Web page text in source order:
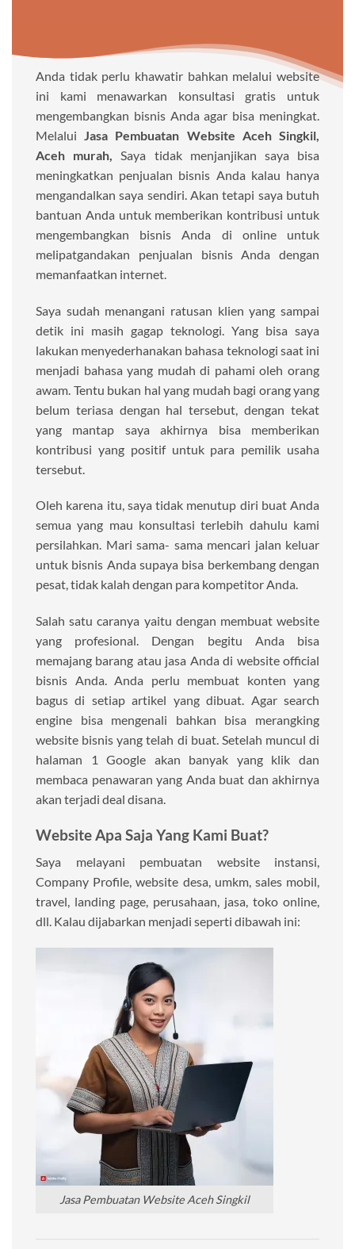
Anda tidak perlu khawatir bahkan melalui website
ini kami menawarkan konsultasi gratis untuk
mengembangkan bisnis Anda agar bisa meningkat.
Melalui
Jasa Pembuatan Website Aceh Singkil,
Aceh murah, Saya tidak menjanjikan saya bisa
meningkatkan penjualan bisnis Anda kalau hanya
mengandalkan saya sendiri. Akan tetapi saya butuh
bantuan Anda untuk memberikan kontribusi untuk
mengembangkan bisnis Anda di online untuk
melipatgandakan penjualan bisnis Anda dengan
memanfaatkan internet.
Saya sudah menangani ratusan klien yang sampai
detik ini masih gagap teknologi. Yang bisa saya
lakukan menyederhanakan bahasa teknologi saat ini
menjadi bahasa yang mudah di pahami oleh orang
awam. Tentu bukan hal yang mudah bagi orang yang
belum teriasa dengan hal tersebut, dengan tekat
yang mantap saya akhirnya bisa memberikan
kontribusi yang positif untuk para pemilik usaha
tersebut.
Oleh karena itu, saya tidak menutup diri buat Anda
semua yang mau konsultasi terlebih dahulu kami
persilahkan. Mari sama- sama mencari jalan keluar
untuk bisnis Anda supaya bisa berkembang dengan
pesat, tidak kalah dengan para kompetitor Anda.
Salah satu caranya yaitu dengan membuat website
yang profesional. Dengan begitu Anda bisa
memajang barang atau jasa Anda di website official
bisnis Anda. Anda perlu membuat konten yang
bagus di setiap artikel yang dibuat. Agar search
engine bisa mengenali bahkan bisa merangking
website bisnis yang telah di buat. Setelah muncul di
halaman 1 Google akan banyak yang klik dan
membaca penawaran yang Anda buat dan akhirnya
akan terjadi deal disana.
Website Apa Saja Yang Kami Buat?
Saya melayani pembuatan website instansi,
Company Profile, website desa, umkm, sales mobil,
travel, landing page, perusahaan, jasa, toko online,
dll. Kalau dijabarkan menjadi seperti dibawah ini:
Jasa Pembuatan Website Aceh Singkil